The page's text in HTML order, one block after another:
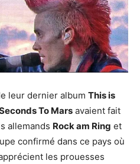
leur dernier album This is
To Mars avaient fait
allemands Rock am Ring et
confirmé dans ce pays où
les prouesses